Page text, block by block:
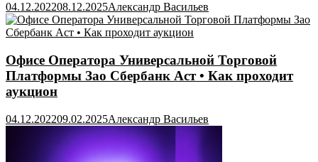
04.12.202208.12.2025Александр Васильев
Офисе Оператора Универсальной Торговой
Платформы Зао Сбербанк Аст • Как проходит
аукцион
04.12.202209.02.2025Александр Васильев